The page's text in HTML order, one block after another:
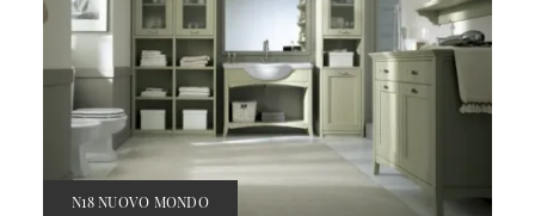
N18 NUOVO MONDO